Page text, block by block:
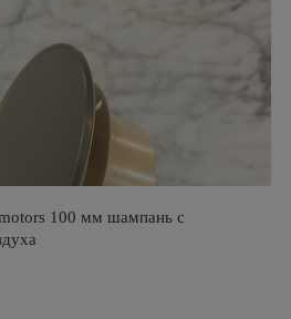
100 мм шампань с